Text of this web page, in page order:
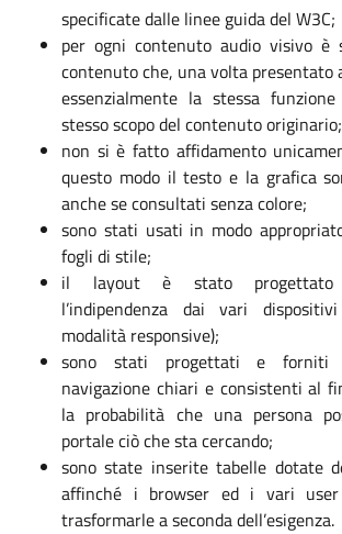
specificate dalle linee guida del W3C;
per ogni contenuto audio visivo
contenuto che, una volta presentato
essenzialmente la stessa
stesso scopo del contenuto originario;
non si è fatto affidamento
questo modo il testo e la grafica
anche se consultati senza colore;
sono stati usati in modo
fogli di stile;
il layout è stato progettato
l’indipendenza dai vari
modalità responsive);
sono stati progettati e forniti
navigazione chiari e consistenti al
la probabilità che una persona
portale ciò che sta cercando;
sono state inserite tabelle dotate
affinché i browser ed i vari user
trasformarle a seconda dell’esigenza.